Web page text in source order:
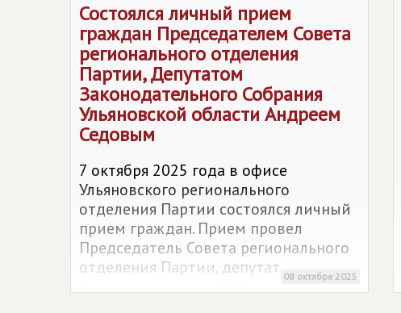
Состоялся личный прием
граждан Председателем Совета
регионального отделения
Партии, Депутатом
Законодательного Собрания
Ульяновской области Андреем
Седовым
7 октября 2025 года в офисе
Ульяновского регионального
отделения Партии состоялся личный
прием граждан. Прием провел
Председатель Совета регионального
отделения Партии, депутат
Законодательного Собрания08 октября 2025